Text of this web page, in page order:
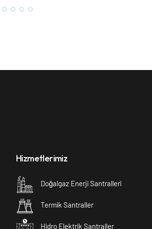
Hizmetlerimiz
Doğalgaz Enerji Santralleri
Termik Santraller
Hidro Elektrik Santraller